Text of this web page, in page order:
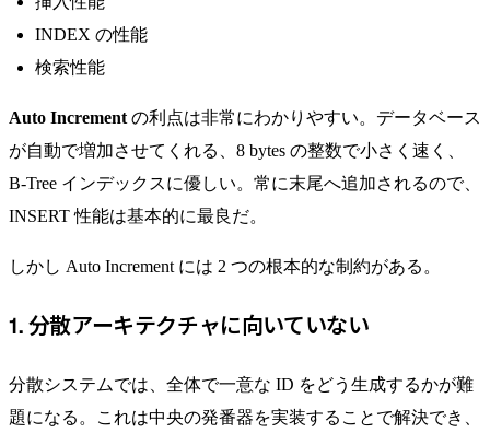
INDEX の性能
検索性能
Auto Increment の利点は非常にわかりやすい。データベース
が自動で増加させてくれる、8 bytes の整数で小さく速く、
B-Tree インデックスに優しい。常に末尾へ追加されるので、
INSERT 性能は基本的に最良だ。
しかし Auto Increment には 2 つの根本的な制約がある。
1. 分散アーキテクチャに向いていない
分散システムでは、全体で一意な ID をどう生成するかが難
題になる。これは中央の発番器を実装することで解決でき、